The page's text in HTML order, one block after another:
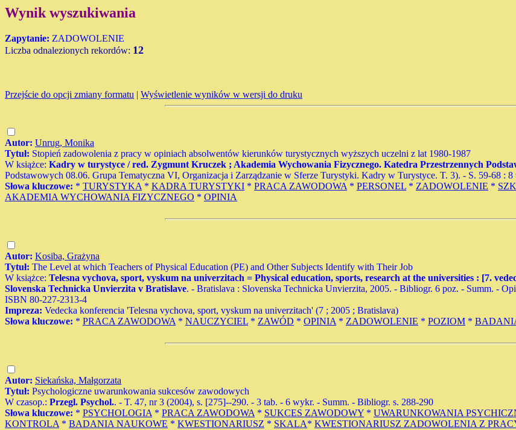
Wynik wyszukiwania
Zapytanie: ZADOWOLENIE
Liczba odnalezionych rekordów: 12
Przejście do opcji zmiany formatu | Wyświetlenie wyników w wersji do druku
Autor: Unrug, Monika
Tytuł: Stopień zadowolenia z pracy w opiniach absolwentów kierunków turystycznych wyższych uczelni z lat 1980-1987
W książce: Kadry w turystyce / red. Zygmunt Kruczek ; Akademia Wychowania Fizycznego. Katedra Przestrzennych
Podstawowych 08.06. Grupa Tematyczna VI, Organizacja i Zarządzanie w Sferze Turystyki. Kadry w Turystyce. T. 3). - S. 59-68 : 8
Słowa kluczowe: * TURYSTYKA * KADRA TURYSTYKI * PRACA ZAWODOWA * PERSONEL * ZADOWOLENIE *
AKADEMIA WYCHOWANIA FIZYCZNEGO * OPINIA
Autor: Kosiba, Grażyna
Tytuł: The Level at which Teachers of Physical Education (PE) and Other Subjects Identify with Their Job
W książce: Telesna vychova, sport, vyskum na univerzitach = Physical education, sports, research at the universities : [7.
Slovenska Technicka Unvierzita v Bratislave. - Bratislava : Slovenska Technicka Unvierzita, 2005. - Bibliogr. 6 poz. - Summ. -
ISBN 80-227-2313-4
Impreza: Vedecka konferencia 'Telesna vychova, sport, vyskum na univerzitach' (7 ; 2005 ; Bratislava)
Słowa kluczowe: * PRACA ZAWODOWA * NAUCZYCIEL * ZAWÓD * OPINIA * ZADOWOLENIE * POZIOM *
Autor: Siekańska, Małgorzata
Tytuł: Psychologiczne uwarunkowania sukcesów zawodowych
W czasop.: Przegl. Psychol.. - T. 47, nr 3 (2004), s. [275]--290. - 3 tab. - 6 wykr. - Summ. - Bibliogr. s. 288-290
Słowa kluczowe: * PSYCHOLOGIA * PRACA ZAWODOWA * SUKCES ZAWODOWY * UWARUNKOWANIA
KONTROLA * BADANIA NAUKOWE * KWESTIONARIUSZ * SKALA* KWESTIONARIUSZ ZADOWOLENIA Z